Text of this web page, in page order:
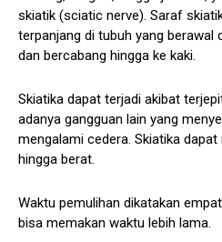
skiatik (sciatic nerve). Saraf
terpanjang di tubuh yang berawal
dan bercabang hingga ke kaki.
Skiatika dapat terjadi akibat
adanya gangguan lain yang
mengalami cedera. Skiatika
hingga berat.
Waktu pemulihan dikatakan
bisa memakan waktu lebih lama.